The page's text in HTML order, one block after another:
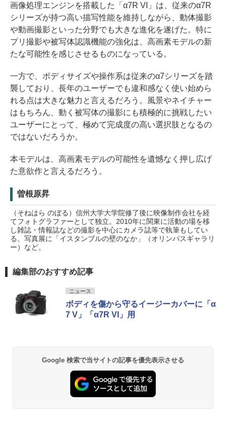
画像処理エンジンを搭載した「α7R VI」は、従来のα7R
シリーズが持つ高い描写性能を維持しながら、動体撮影
や動画撮影といった分野でも大きな進化を遂げた。特に
プリ撮影や被写体認識機能の強化は、高画素モデルの新
たな可能性を感じさせるものになっている。
一方で、ボディサイズや操作系は従来のα7シリーズを踏
襲しており、長年のユーザーでも違和感なく使い始めら
れる点は大きな魅力と言えるだろう。風景やネイチャー
はもちろん、動く被写体の撮影にも積極的に挑戦したい
ユーザーにとって、極めて完成度の高い選択肢となるの
ではないだろうか。
本モデルは、高画素モデルの可能性を遺憾なく押し広げ
た意欲作と言えるだろう。
曽根原昇
（そねはら のぼる）信州大学大学院修了後に映像制作会社を経
てフォトグラファーとして独立。2010年に関東に活動の場を移
し雑誌・情報誌などの撮影を中心にカメラ誌等で執筆もしてい
る。写真展に「イスタンブルの壁のなか」（オリンパスギャラリ
ー）など。
編集部のおすすめ記事
ニュース
ボディを傷から守るイージーカバーに「α
7 V」「α7R VI」用
Google 検索で当サイトの記事を優先表示させる